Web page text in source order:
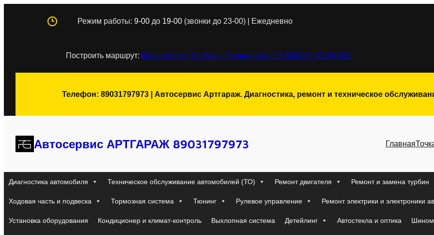
Режим работы: 9-00 до 19-00 (звонки до 23-00) | Ежедневно
Построить маршрут: Красногорск, ТЦ Июнь, Координаты: 55.820288, 37.344961
Телефон: 89031797973 | Автосервис Артгараж. Диагностика, ремонт и техническое
Автосервис АРТГАРАЖ 89031797973 Главная
Диагностика автомобиля Техническое обслуживание автомобилей (ТО) Ремонт двигателя Ремонт и замена турбин
Ходовая часть и подвеска Тормозная система Тюнинг Рулевое управление Ремонт электрики и электроники
Установка оборудования Кондиционер и климат-контроль Выхлопная система Детейлинг Автостекла и оптика